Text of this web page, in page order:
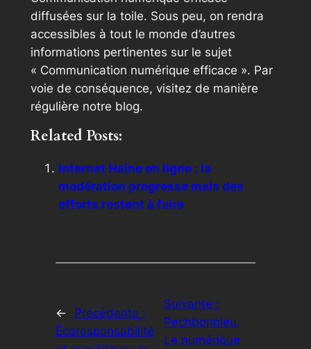
diffusées sur la toile. Sous peu, on rendra
accessibles à tout le monde d’autres
informations pertinentes sur le sujet
« Communication numérique efficace ». Par
voie de conséquence, visitez de manière
régulière notre blog.
Related Posts:
Internet Haine en ligne : la
modération progresse mais des
efforts restent à faire
←
Précédente :
Écoresponsabilité
Suivante :
Pechbonnieu.
Le numérique